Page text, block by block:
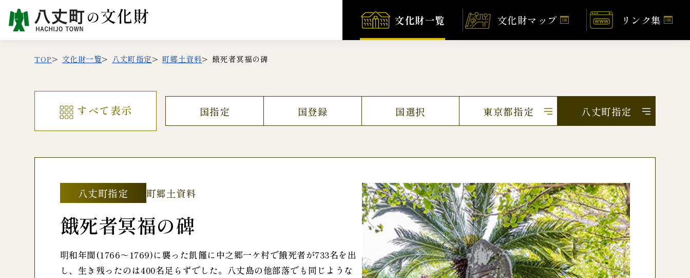
文化財一覧 文化財マップ リンク集
TOP 文化財一覧 八丈町指定 町郷土資料 餓死者冥福の碑
すべて表示 国指定 国登録 国選択 東京都指定 八丈町指定
八丈町指定 町郷土資料
餓死者冥福の碑
明和年間(1766～1769)に襲った飢饉に中之郷一ケ村で餓死者が733名を出
し、生き残ったのは400名足らずでした。八丈島の他部落でも同じような